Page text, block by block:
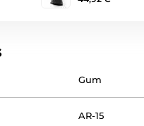
Gum
AR-15